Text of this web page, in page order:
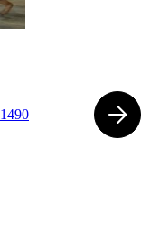
1490